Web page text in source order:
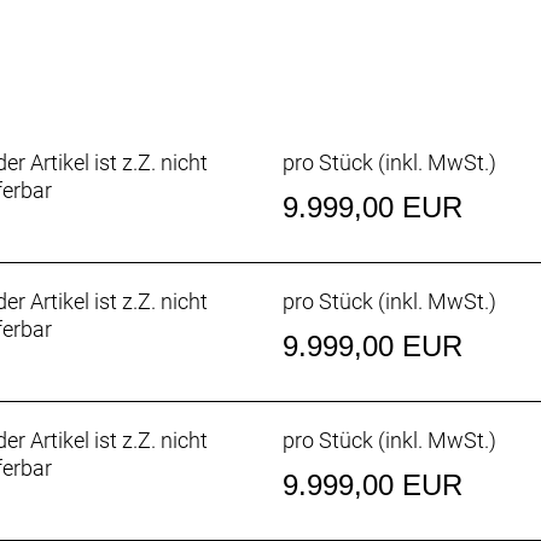
CL, F: 15x110mm, R: 12x148mm, 30mm Tubeless
29x2.4´´ EVO, Super Race / TLE / 67EPI / Addix Speed
29x2.4´´ EVO, Super Race / TLE / 67EPI / Addix Speed
0° rise / back sweep 8° / mini Rise / 760mm
grips
rails
Artikel ist z.Z. nicht
pro Stück (inkl. MwSt.)
9.999,00 EUR
Artikel ist z.Z. nicht
pro Stück (inkl. MwSt.)
9.999,00 EUR
Artikel ist z.Z. nicht
pro Stück (inkl. MwSt.)
9.999,00 EUR